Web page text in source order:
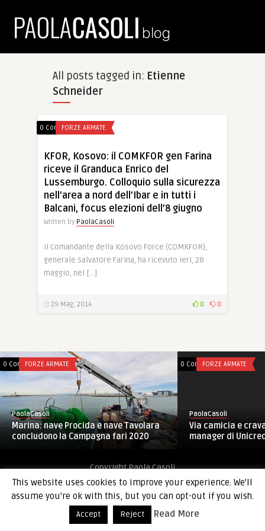
All posts tagged in: Etienne
Schneider
0 CommentsFORZE ARMATE
KFOR, Kosovo: il COMKFOR gen Farina
riceve il Granduca Enrico del
Lussemburgo. Colloquio sulla sicurezza
nell’area a nord dell’Ibar e in tutti i
Balcani, focus elezioni dell’8 giugno
Written by PaolaCasoli
Il Comandante della Kosovo Force (COMKFOR),
generale Salvatore Farina, ha ricevuto ieri, 28
maggio, nel […]
29 Mag, 2014 0 0
0 CommentsFORZE ARMATE
PaolaCasoli
Marina: nave Procida e nave Tavolara
concludono la Campagna fari 2020
0 CommentsFORZE ARMATE
PaolaCasoli
Via camicia e
manager di
Copyright Paola Casoli
This website uses cookies to improve your experience. We'll
assume you're ok with this, but you can opt-out if you wish.
Accept Reject Read More